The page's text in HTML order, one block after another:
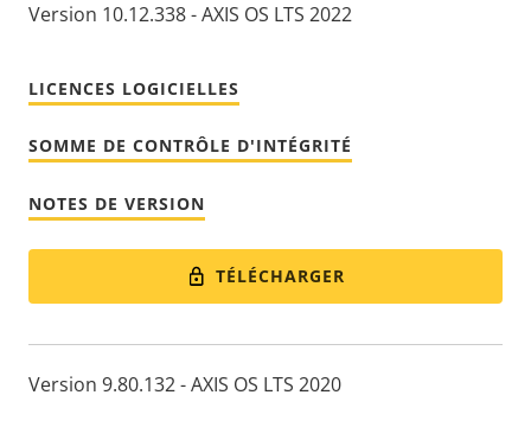
Version 10.12.338 - AXIS OS LTS 2022
LICENCES LOGICIELLES
SOMME DE CONTRÔLE D'INTÉGRITÉ
NOTES DE VERSION
TÉLÉCHARGER
Version 9.80.132 - AXIS OS LTS 2020